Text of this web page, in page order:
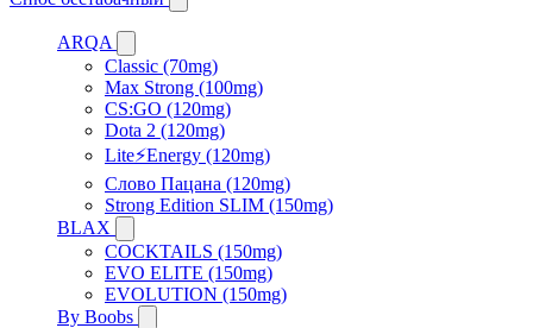
ARQA
Classic (70mg)
Max Strong (100mg)
CS:GO (120mg)
Dota 2 (120mg)
Lite⚡Energy (120mg)
Слово Пацана (120mg)
Strong Edition SLIM (150mg)
BLAX
COCKTAILS (150mg)
EVO ELITE (150mg)
EVOLUTION (150mg)
By Boobs